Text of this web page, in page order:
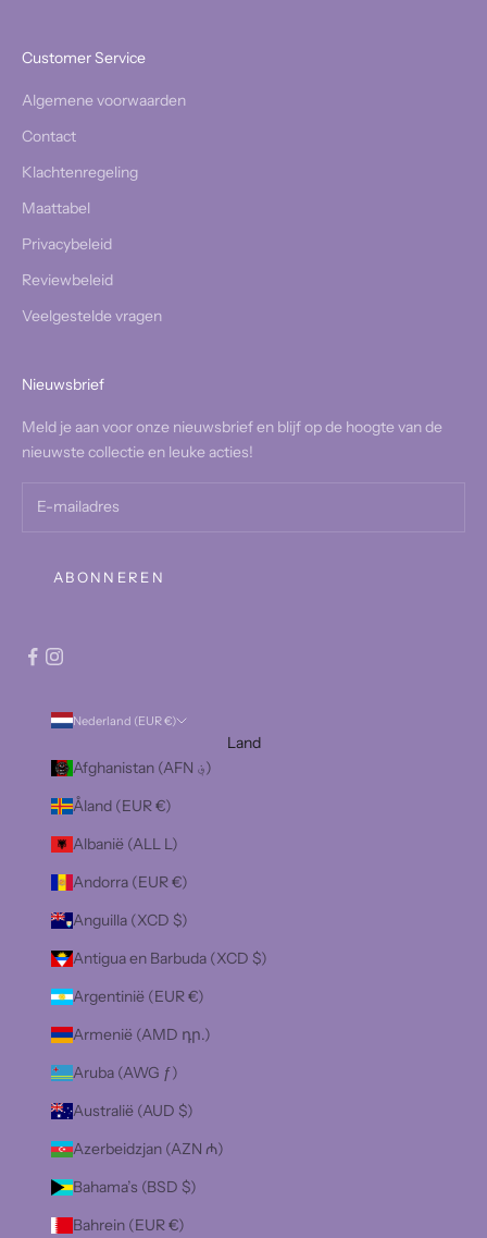
Customer Service
Algemene voorwaarden
Contact
Klachtenregeling
Maattabel
Privacybeleid
Reviewbeleid
Veelgestelde vragen
Nieuwsbrief
Meld je aan voor onze nieuwsbrief en blijf op de hoogte van de
nieuwste collectie en leuke acties!
ABONNEREN
Nederland (EUR €)
Land
Afghanistan (AFN ؋)
Åland (EUR €)
Albanië (ALL L)
Andorra (EUR €)
Anguilla (XCD $)
Antigua en Barbuda (XCD $)
Argentinië (EUR €)
Armenië (AMD դր.)
Aruba (AWG ƒ)
Australië (AUD $)
Azerbeidzjan (AZN ₼)
Bahama’s (BSD $)
Bahrein (EUR €)